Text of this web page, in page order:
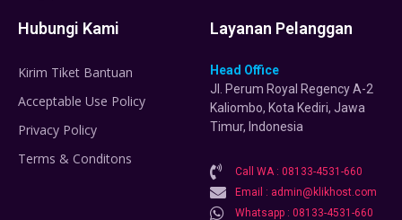
Hubungi Kami
Kirim Tiket Bantuan
Acceptable Use Policy
Privacy Policy
Terms & Conditons
Layanan Pelanggan
Head Office
Jl. Perum Royal Regency A-2
Kaliombo, Kota Kediri, Jawa
Timur, Indonesia
Call WA : 08133-4531-660
Email : admin@klikhost.com
Whatsapp : 08133-4531-660